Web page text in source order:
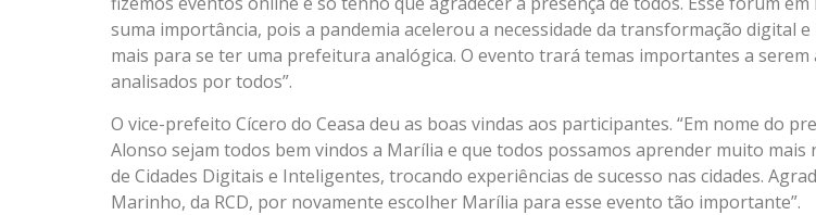
suma importância, pois a pandemia acelerou a necessidade da transformação digital e
mais para se ter uma prefeitura analógica. O evento trará temas importantes a serem
analisados por todos”.
O vice-prefeito Cícero do Ceasa deu as boas vindas aos participantes. “Em nome do
Alonso sejam todos bem vindos a Marília e que todos possamos aprender muito mais
de Cidades Digitais e Inteligentes, trocando experiências de sucesso nas cidades.
Marinho, da RCD, por novamente escolher Marília para esse evento tão importante”.